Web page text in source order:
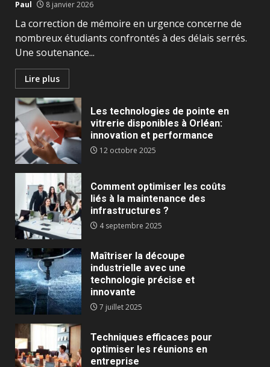
Paul 8 janvier 2026
La correction de mémoire en urgence concerne de
nombreux étudiants confrontés à des délais serrés.
Une soutenance...
Lire plus
Les technologies de pointe en
vitrerie disponibles à Orléan:
innovation et performance
12 octobre 2025
Comment optimiser les coûts
liés à la maintenance des
infrastructures ?
4 septembre 2025
Maîtriser la découpe
industrielle avec une
technologie précise et
innovante
7 juillet 2025
Techniques efficaces pour
optimiser les réunions en
entreprise